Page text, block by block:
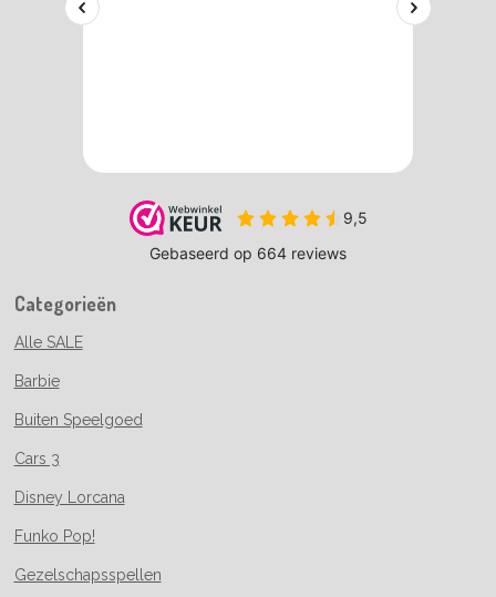
Categorieën
Alle SALE
Barbie
Buiten Speelgoed
Cars 3
Disney Lorcana
Funko Pop!
Gezelschapsspellen